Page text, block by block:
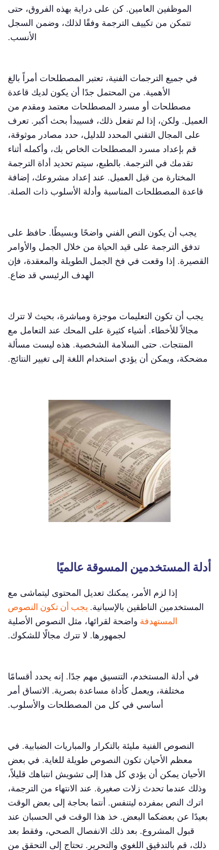
الموظفين العامين. كن على دراية بهذه الفروق، حتى
تتمكن من تكييف الترجمة وفقًا لذلك، وضمن السجل
الأنسب.
في جميع الترجمات الفنية، تعتبر المصطلحات أمراً بالغ
الأهمية. من المحتمل جدًا أن يكون لديك قاعدة
مصطلحات أو مسرد المصطلحات معتمد ومقدم من
العميل. ولكن، إذا لم تفعل ذلك، فسيبدأ بحث أكبر. تعرف
على المجال التقني المحدد للدليل، حدد مصادر موثوقة،
قم بإعداد مسرد المصطلحات الخاص بك، وأكمله أثناء
تقدمك في الترجمة. بالطبع، سيتم تحديد أداة الترجمة
المختارة من قبل العميل. عند إعداد مشروعك، إضافة
قاعدة المصطلحات المناسبة وأدلة الأسلوب ذات الصلة.
يجب أن يكون النص الفني واضحًا وبسيطًا. حافظ على
تدفق الترجمة على قيد الحياة من خلال الجمل والأوامر
القصيرة. إذا وقعت في فخ الجمل الطويلة والمعقدة، فإن
الهدف الرئيسي قد ضاع.
يجب أن تكون التعليمات موجزة ومباشرة، بحيث لا تترك
مجالاً للأخطاء. أشياء كثيرة على المحك عند التعامل مع
المنتجات. حتى السلامة الشخصية. هذه ليست مسألة
مضحكة، ويمكن أن يؤدي استخدام اللغة إلى تغيير النتائج.
أدلة المستخدمين المسوقة عالميًا
إذا لزم الأمر، يمكنك تعديل المحتوى ليتماشى مع
المستخدمين الناطقين بالإسبانية. يجب أن تكون النصوص
المستهدفة واضحة لقرائها، مثل النصوص الأصلية
لجمهورها. لا تترك مجالًا للشكوك.
في أدلة المستخدم، التنسيق مهم جدًا. إنه يحدد أقسامًا
مختلفة، ويعمل كأداة مساعدة بصرية. الاتساق أمر
أساسي في كل من المصطلحات والأسلوب.
النصوص الفنية مليئة بالتكرار والمباريات الضبابية. في
معظم الأحيان تكون النصوص طويلة للغاية. في بعض
الأحيان يمكن أن يؤدي كل هذا إلى تشويش انتباهك قليلاً،
وذلك عندما تحدث زلات صغيرة. عند الانتهاء من الترجمة،
اترك النص بمفرده ليتنفس. أنتما بحاجة إلى بعض الوقت
بعيدًا عن بعضكما البعض. خذ هذا الوقت في الحسبان عند
قبول المشروع. بعد ذلك الانفصال الصحي، وفقط بعد
ذلك، قم بالتدقيق اللغوي والتحرير. تحتاج إلى التحقق من